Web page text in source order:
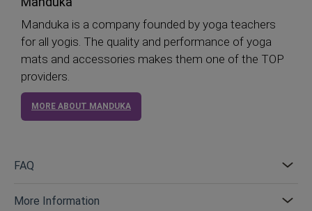
Manduka is a company founded by yoga teachers
for all yogis. The quality and performance of yoga
mats and accessories makes them one of the TOP
providers.
MORE ABOUT MANDUKA
FAQ
More Information